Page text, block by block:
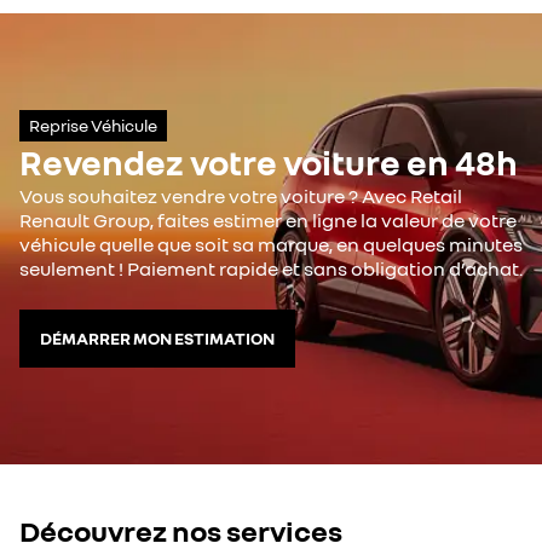
Reprise Véhicule
Revendez votre voiture en 48h
Vous souhaitez vendre votre voiture ? Avec Retail
Renault Group, faites estimer en ligne la valeur de votre
véhicule quelle que soit sa marque, en quelques minutes
seulement ! Paiement rapide et sans obligation d’achat.
DÉMARRER MON ESTIMATION
Découvrez nos services